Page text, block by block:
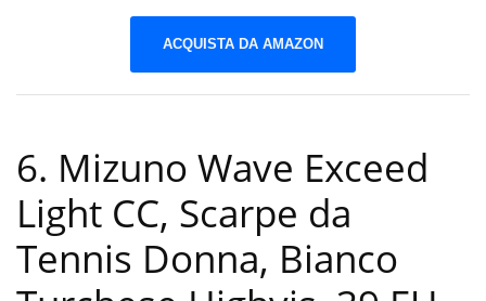
ACQUISTA DA AMAZON
6. Mizuno Wave Exceed
Light CC, Scarpe da
Tennis Donna, Bianco